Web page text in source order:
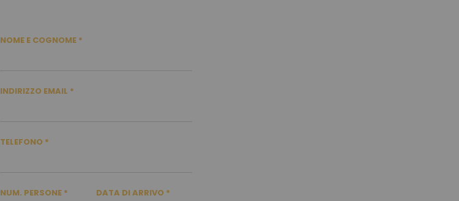
NOME E COGNOME
INDIRIZZO EMAIL
TELEFONO
NUM. PERSONE DATA DI ARRIVO